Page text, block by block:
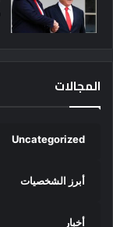
المجالات
Uncategorized
أبرز الشخصيات
أخبار